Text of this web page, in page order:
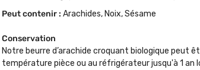
Peut contenir : Arachides, Noix, Sésame
Conservation
Notre beurre d’arachide croquant biologique peut
température pièce ou au réfrigérateur jusqu'à 1 an